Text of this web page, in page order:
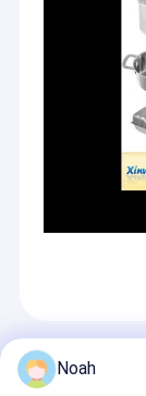
Prodotti
Noah